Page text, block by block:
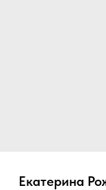
Екатерина